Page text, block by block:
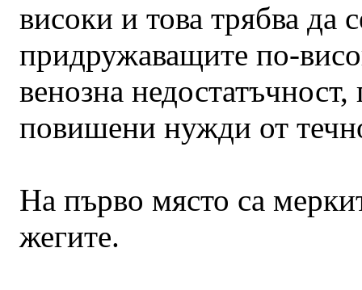
високи и това трябва да
придружаващите по-
венозна
повишени нужди от
На първо място са
жегите.